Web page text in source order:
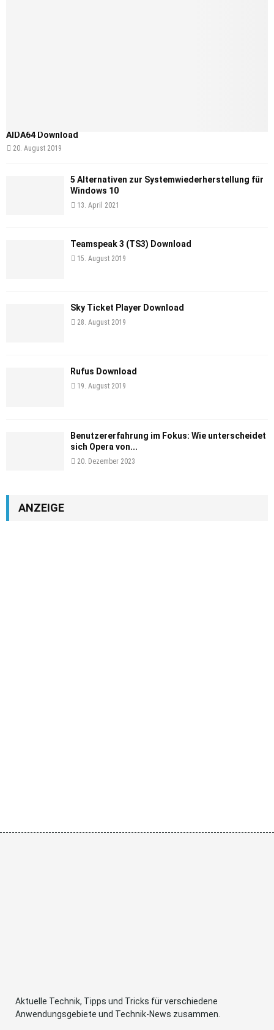
AIDA64 Download
20. August 2019
5 Alternativen zur Systemwiederherstellung für
Windows 10
13. April 2021
Teamspeak 3 (TS3) Download
15. August 2019
Sky Ticket Player Download
28. August 2019
Rufus Download
19. August 2019
Benutzererfahrung im Fokus: Wie unterscheidet
sich Opera von...
20. Dezember 2023
ANZEIGE
Aktuelle Technik, Tipps und Tricks für verschiedene
Anwendungsgebiete und Technik-News zusammen.